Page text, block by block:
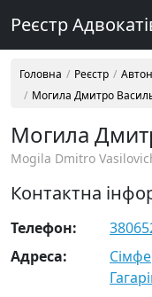
Реєстр
Головна Реєстр
Могила Дмитро
Могила
Mogila Dmitro
Контактна
Телефон:
Адреса: